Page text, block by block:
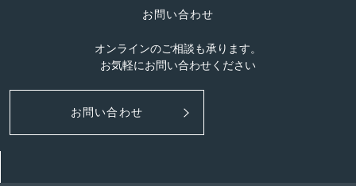
お問い合わせ
オンラインのご相談も承ります。
お気軽にお問い合わせください
お問い合わせ